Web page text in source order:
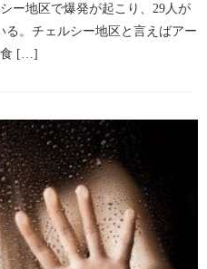
ー地区で爆発が起こり、29人が
る。チェルシー地区と言えばアー
食 […]